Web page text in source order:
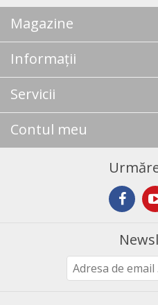
Magazine
Informații
Servicii
Contul meu